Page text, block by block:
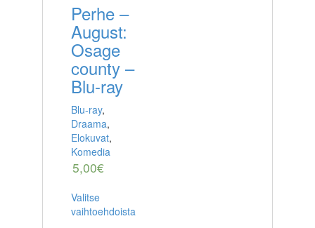
Perhe –
August:
Osage
county –
Blu-ray
Blu-ray,
Draama,
Elokuvat,
Komedia
5,00€
Valitse
vaihtoehdoista